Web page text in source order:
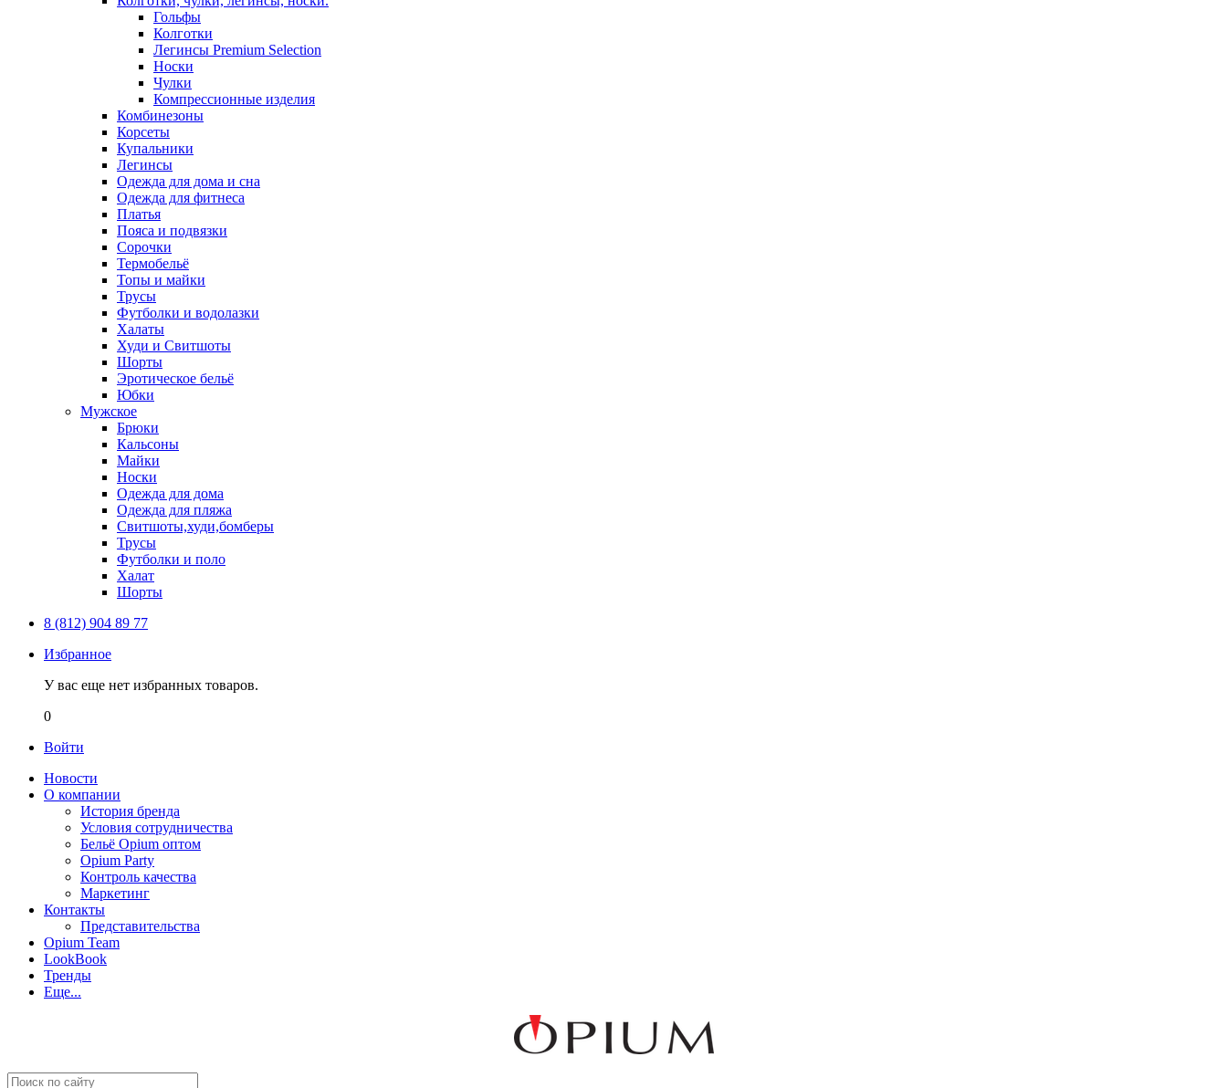
Гольфы
Колготки
Легинсы Premium Selection
Носки
Чулки
Компрессионные изделия
Комбинезоны
Корсеты
Купальники
Легинсы
Одежда для дома и сна
Одежда для фитнеса
Платья
Пояса и подвязки
Сорочки
Термобельё
Топы и майки
Трусы
Футболки и водолазки
Халаты
Худи и Свитшоты
Шорты
Эротическое бельё
Юбки
Мужское
Брюки
Кальсоны
Майки
Носки
Одежда для дома
Одежда для пляжа
Свитшоты,худи,бомберы
Трусы
Футболки и поло
Халат
Шорты
8 (812) 904 89 77
Избранное
У вас еще нет избранных товаров.
0
Войти
Новости
О компании
История бренда
Условия сотрудничества
Бельё Opium оптом
Opium Party
Контроль качества
Маркетинг
Контакты
Представительства
Opium Team
LookBook
Тренды
Еще...